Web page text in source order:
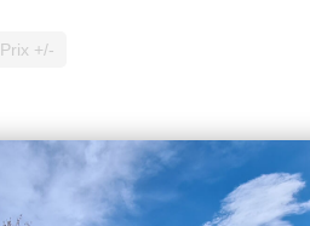
Prix +/-